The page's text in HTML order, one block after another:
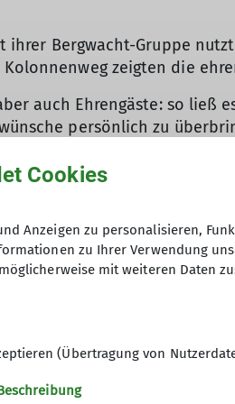
ihrer Bergwacht-Gruppe
zeigten die
auch Ehrengäste: so
persönlich zu
Dötsch, zog am Ende
nach vorne schauen. Der
an alle Helfer*innen, an
Cookies
Anzeigen zu personalisieren,
zu Ihrer Verwendung
mit weiteren Daten
(Übertragung von